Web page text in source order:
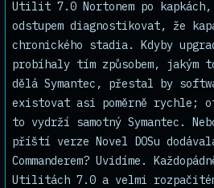
Utilit 7.0 Nortonem po kapkách,
odstupem diagnostikovat, že
chronického stadia. Kdyby
probíhaly tím způsobem, jakým
dělá Symantec, přestal by
existovat asi poměrně rychle;
to vydrží samotný Symantec.
příští verze Novel DOSu
Commanderem? Uvidíme.
Utilitách 7.0 a velmi rozpačitém